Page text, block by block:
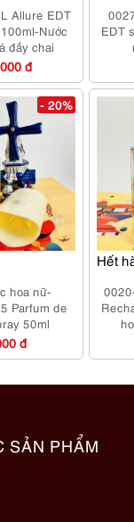
Allure EDT
Nước
đầy chai
đ
EDT
- 20%
hoa nữ-
Parfum de
50ml
đ
Hết
SẢN PHẨM